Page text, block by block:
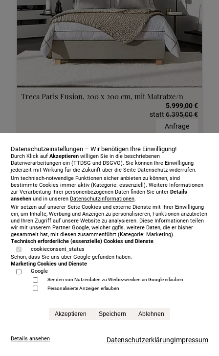
Treca Paris Fusion, 200 x 200 cm, mit Matratze/n
5.999,00 €
statt 6.395,00 €
Anfrage
Anfrage
Datenschutzeinstellungen – Wir benötigen Ihre Einwilligung!
Durch Klick aufAkzeptieren willigen Sie in die beschriebenen
Datenverarbeitungen ein (TTDSG und DSGVO). Sie können Ihre Einwilligung
jederzeit mit Wirkung für die Zukunft über die Seite Datenschutz widerrufen.
Um technisch-notwendige Funktionen sicher anbieten zu können, sind
bestimmte Cookies immer aktiv (Kategorie: essenziell). Weitere Informationen
zur Verarbeitung Ihrer personenbezogenen Daten finden Sie unterDetails
ansehen und in unserenDatenschutzinformationen.
Wir setzen auf unserer Seite Cookies und externe Dienste mit Ihrer Einwilligung
ein, um Inhalte, Werbung und Anzeigen zu personalisieren, Funktionen anzubieten
und Ihren Zugriff auf unsere Website zu analysieren. Diese Informationen teilen
wir mit unserem Partner Google, welcher ggfls. weitere Daten, die er bisher
gesammelt hat, mit diesen zusammenführt (Kategorie: Marketing).
Technisch erforderliche (essenzielle) Cookies und Dienste
cookieconsent_status
Schön, dass Sie uns über Google gefunden haben.
Marketing Cookies und Dienste
Google
Senden von Nutzerdaten zu Werbezwecken an Google erlauben
Personalisierte Anzeigen erlauben
Akzeptieren Speichern Ablehnen
Details ansehen DatenschutzerklärungImpressum